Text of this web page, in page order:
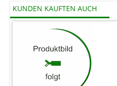
KUNDEN KAUFTEN AUCH